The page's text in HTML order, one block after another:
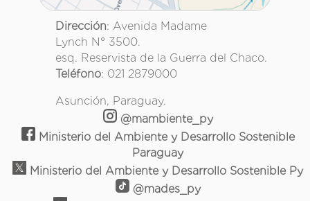
Dirección: Avenida Madame
Lynch N° 3500.
esq. Reservista de la Guerra del Chaco.
Teléfono: 021 2879000
Asunción, Paraguay.
@mambiente_py
Ministerio del Ambiente y Desarrollo Sostenible
Paraguay
Ministerio del Ambiente y Desarrollo Sostenible Py
@mades_py